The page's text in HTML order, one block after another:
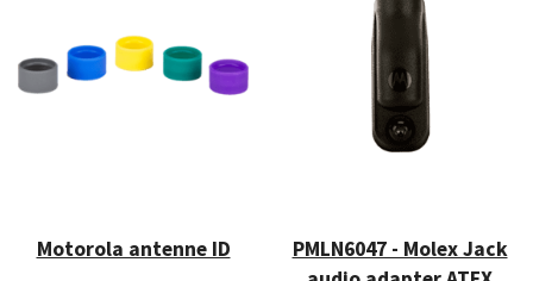
Motorola antenne ID
PMLN6047 - Molex Jack